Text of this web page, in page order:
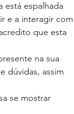
está espalhada
e a interagir com
que esta
na sua
dúvidas, assim
se mostrar